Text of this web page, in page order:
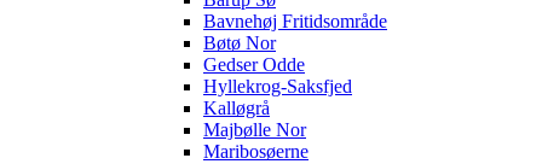
Bavnehøj Fritidsområde
Bøtø Nor
Gedser Odde
Hyllekrog-Saksfjed
Kalløgrå
Majbølle Nor
Maribosøerne